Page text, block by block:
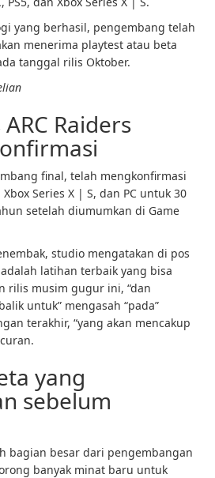
yang berhasil, pengembang telah
menerima playtest atau beta
tanggal rilis Oktober.
Raiders
final, telah mengkonfirmasi
Xbox Series X | S, dan PC untuk 30
setelah diumumkan di Game
studio mengatakan di pos
adalah latihan terbaik yang bisa
rilis musim gugur ini, “dan
untuk” mengasah “pada”
terakhir, “yang akan mencakup
yang
sebelum
bagian besar dari pengembangan
banyak minat baru untuk